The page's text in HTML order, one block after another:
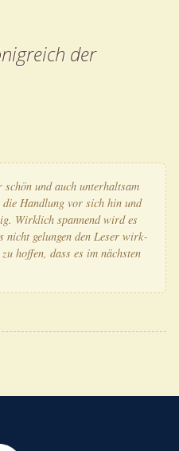
der
und auch unter­halt­sam
die Hand­lung vor sich hin und
Wirk­lich span­nend wird es
nicht gelun­gen den Leser wirk­
hof­fen, dass es im nächs­ten